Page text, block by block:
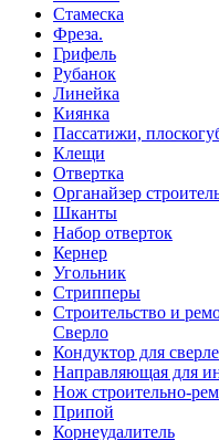
Стамеска
Фреза.
Грифель
Рубанок
Линейка
Киянка
Пассатижи,
Клещи
Отвертка
Органайзер
Шканты
Набор отверток
Кернер
Угольник
Стрипперы
Строительство и
Сверло
Кондуктор для
Направляющая для
Нож строительно-
Припой
Корнеудалитель